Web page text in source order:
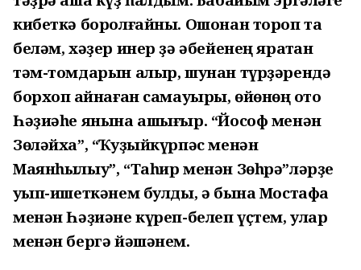
кибеткә боролғайны. Ошонан тороп та
беләм, хәҙер инер ҙә әбейенең яратҡан
тәм-томдарын алыр, шунан түрҙәрендә
борхоп ҡайнаған самауыры, өйөнөң ҡото
Һәҙиәһе янына ашығыр. “Йософ менән
Зөләйха”, “Ҡуҙыйкүрпәс менән
Маянһылыу”, “Таһир менән Зөһрә”ләрҙе
уҡып-ишеткәнем булды, ә бына Мостафа
менән Һәҙиәне күреп-белеп үҫтем, улар
менән бергә йәшәнем.